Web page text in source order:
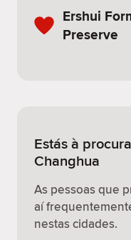
Ershui
Preserve
Estás à
Changhua
As pessoas que
aí
nestas cidades.